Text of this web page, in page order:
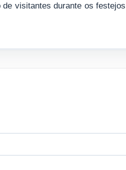
visitantes durante os festejos